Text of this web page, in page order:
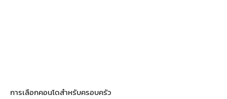
การเลือกคอนโดสำหรับครอบครัว